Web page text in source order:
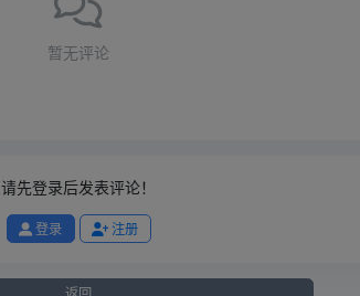
暂无评论
请先登录后发表评论！
登录 注册
返回